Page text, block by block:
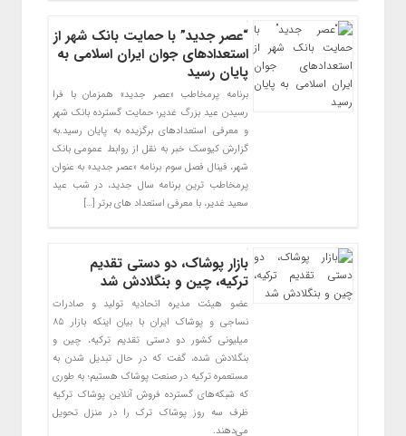
“عصر جدید” با حمایت بانک شهر از
استعدادهای جوان ایران اسلامی به
پایان رسید
برنامه پرمخاطب «عصر جدید» همزمان با فرا
رسیدن عید بزرگ غدیر؛ حمایت گسترده بانک شهر
و معرفی استعدادهای برگزیده به پایان رسید.به
گزارش کیوسک خبر به نقل از روابط عمومی بانک
شهر، فینال فصل سوم برنامه «عصر جدید» به عنوان
پرمخاطب ترین برنامه سال جدید، در شب عید
سعید غدیر، با معرفی استعداد های برتر […]
بازار پوشاک، دو دستی تقدیم
ترکیه، چین و بنگلادش شد
عضو هیئت مدیره اتحادیه تولید و صادرات
نساجی و پوشاک ایران با بیان اینکه بازار ۸۵
میلیونی کشور دو دستی تقدیم ترکیه، چین و
بنگلادش شده، گفت که در حال تبدیل شدن به
مستعمره ترکیه در صنعت پوشاک هستیم؛ به طوری
که شبکه‌های گسترده فروش آنلاین پوشاک ترکیه
ظرف سه روز پوشاک ترک را در منزل تحویل
می‌دهند.